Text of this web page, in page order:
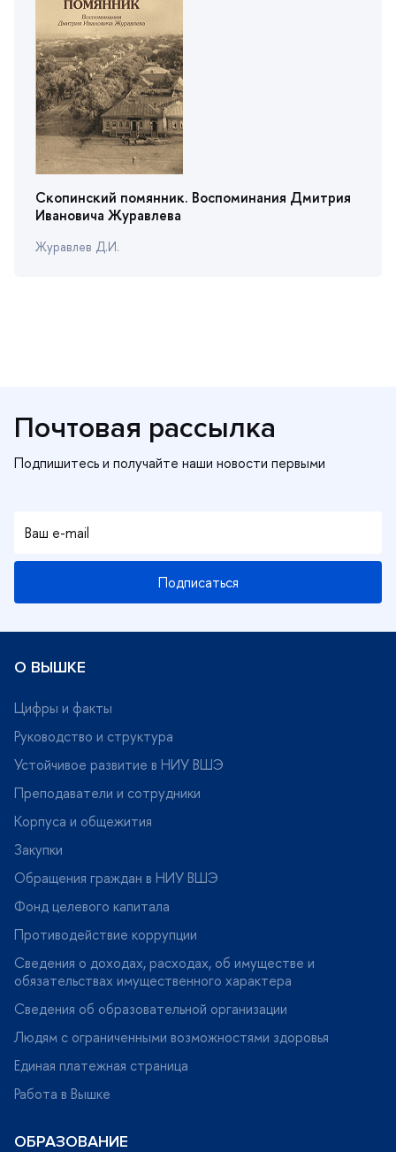
Скопинский помянник. Воспоминания Дмитрия
Ивановича Журавлева
Журавлев Д.И.
Почтовая рассылка
Подписаться
О ВЫШКЕ
Цифры и факты
Руководство и структура
Устойчивое развитие в НИУ ВШЭ
Преподаватели и сотрудники
Корпуса и общежития
Закупки
Обращения граждан в НИУ ВШЭ
Фонд целевого капитала
Противодействие коррупции
Сведения о доходах, расходах, об имуществе и
обязательствах имущественного характера
Сведения об образовательной организации
Людям с ограниченными возможностями здоровья
Единая платежная страница
Работа в Вышке
ОБРАЗОВАНИЕ